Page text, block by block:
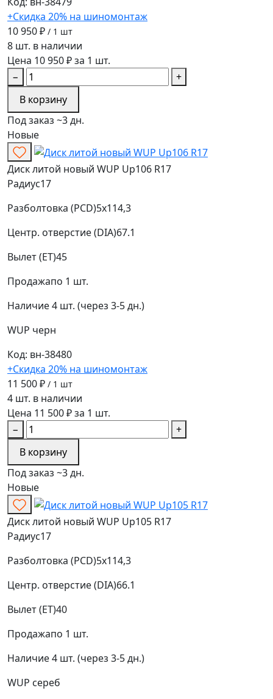
+Скидка 20% на шиномонтаж
10 950 ₽ / 1 шт
8 шт. в наличии
Цена 10 950 ₽ за 1 шт.
−
+
В корзину
Под заказ ~3 дн.
Новые
Диск литой новый WUP Up106 R17
Радиус17
Разболтовка (PCD)5x114,3
Центр. отверстие (DIA)67.1
Вылет (ET)45
Продажапо 1 шт.
Наличие4 шт. (через 3-5 дн.)
WUP черн
Код: вн-38480
+Скидка 20% на шиномонтаж
11 500 ₽ / 1 шт
4 шт. в наличии
Цена 11 500 ₽ за 1 шт.
−
+
В корзину
Под заказ ~3 дн.
Новые
Диск литой новый WUP Up105 R17
Радиус17
Разболтовка (PCD)5x114,3
Центр. отверстие (DIA)66.1
Вылет (ET)40
Продажапо 1 шт.
Наличие4 шт. (через 3-5 дн.)
WUP сереб